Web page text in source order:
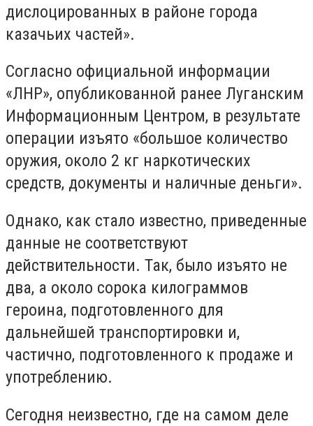
дислоцированных в районе города
казачьих частей».
Согласно официальной информации
«ЛНР», опубликованной ранее Луганским
Информационным Центром, в результате
операции изъято «большое количество
оружия, около 2 кг наркотических
средств, документы и наличные деньги».
Однако, как стало известно, приведенные
данные не соответствуют
действительности. Так, было изъято не
два, а около сорока килограммов
героина, подготовленного для
дальнейшей транспортировки и,
частично, подготовленного к продаже и
употреблению.
Сегодня неизвестно, где на самом деле